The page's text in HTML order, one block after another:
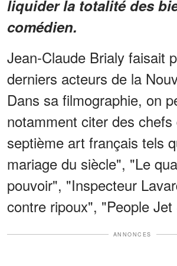
liquider la totalité des
comédien.
Jean-Claude Brialy faisait
derniers acteurs de la
Dans sa filmographie, on
notamment citer des
septième art français tels
mariage du siècle", "Le
pouvoir", "Inspecteur
contre ripoux", "People Jet
ANNONCES